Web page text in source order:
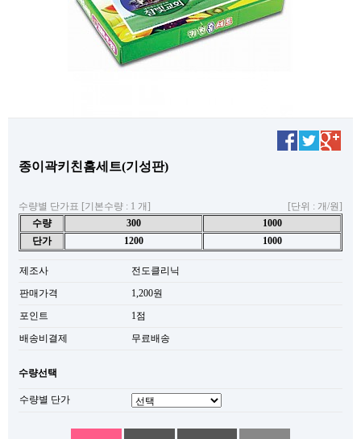
종이곽키친홈세트(기성판)
수량별 단가표 [기본수량 : 1 개]
[단위 : 개/원]
수량
300
1000
단가
1200 1000
제조사
전도클리닉
판매가격
1,200원
포인트
1점
배송비결제
무료배송
수량선택
수량별 단가